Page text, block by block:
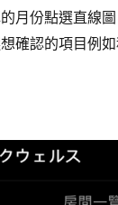
月份點選直線
確認的項目例如